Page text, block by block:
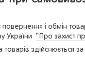
повернення і обмін
України "Про захист
здійснюється